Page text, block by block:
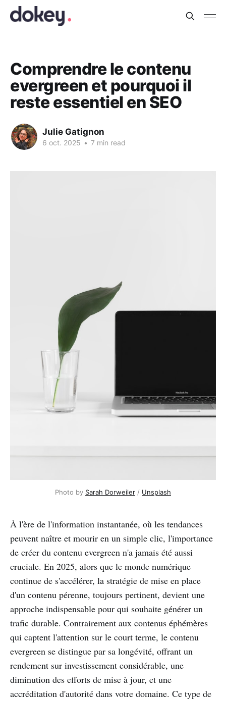
Comprendre le contenu
evergreen et pourquoi il
reste essentiel en SEO
Julie Gatignon
6 oct. 2025 • 7 min read
Photo by Sarah Dorweiler / Unsplash
À l'ère de l'information instantanée, où les tendances
peuvent naître et mourir en un simple clic, l'importance
de créer du contenu evergreen n'a jamais été aussi
cruciale. En 2025, alors que le monde numérique
continue de s'accélérer, la stratégie de mise en place
d'un contenu pérenne, toujours pertinent, devient une
approche indispensable pour qui souhaite générer un
trafic durable. Contrairement aux contenus éphémères
qui captent l'attention sur le court terme, le contenu
evergreen se distingue par sa longévité, offrant un
rendement sur investissement considérable, une
diminution des efforts de mise à jour, et une
accréditation d'autorité dans votre domaine. Ce type de